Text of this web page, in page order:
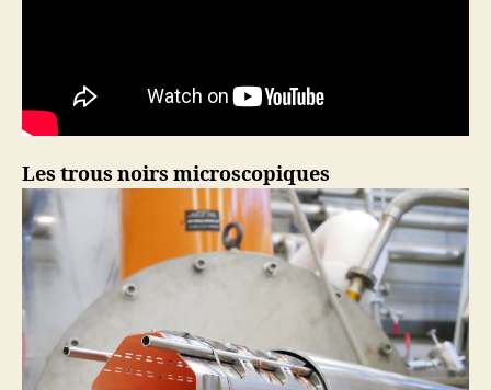
Les trous noirs microscopiques